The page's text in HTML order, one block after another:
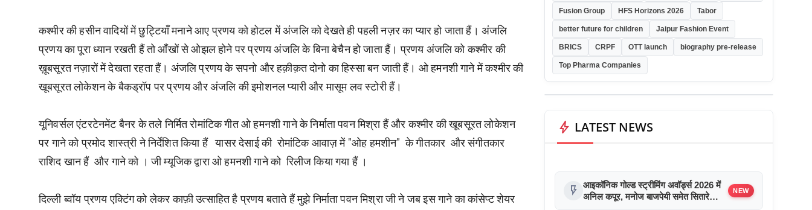
कश्मीर की हसीन वादियों में छुट्टियाँ मनाने आए प्रणय को होटल में अंजलि को देखते ही पहली नज़र का प्यार हो जाता हैं। अंजलि
प्रणय का पूरा ध्यान रखती हैं तो आँखों से ओझल होने पर प्रणय अंजलि के बिना बेचैन हो जाता हैं। प्रणय अंजलि को कश्मीर की
ख़ूबसूरत नज़ारों में देखता रहता हैं। अंजलि प्रणय के सपनो और हक़ीक़त दोनो का हिस्सा बन जाती हैं। ओ हमनशी गाने में कश्मीर की
खूबसूरत लोकेशन के बैकड्रॉप पर प्रणय और अंजलि की इमोशनल प्यारी और मासूम लव स्टोरी हैं।
यूनिवर्सल एंटरटेनमेंट बैनर के तले निर्मित रोमांटिक गीत ओ हमनशी गाने के निर्माता पवन मिश्रा हैं और कश्मीर की खूबसूरत लोकेशन
पर गाने को प्रमोद शास्त्री ने निर्देशित किया हैं यासर देसाई की रोमांटिक आवाज़ में "ओह हमशीन" के गीतकार और संगीतकार
राशिद खान हैं और गाने को । जी म्यूजिक द्वारा ओ हमनशी गाने को रिलीज किया गया हैं ।
दिल्ली ब्वॉय प्रणय एक्टिंग को लेकर काफ़ी उत्साहित है प्रणय बताते हैं मुझे निर्माता पवन मिश्रा जी ने जब इस गाने का कांसेप्ट शेयर
Fusion Group HFS Horizons 2026 Tabor
better future for children Jaipur Fashion Event
BRICS CRPF OTT launch biography pre-release
Top Pharma Companies
bolt LATEST NEWS
flash_on आइकॉनिक गोल्ड स्ट्रीमिंग अवॉर्ड्स 2026 में
अनिल कपूर, मनोज बाजपेयी समेत सितारे
NEW